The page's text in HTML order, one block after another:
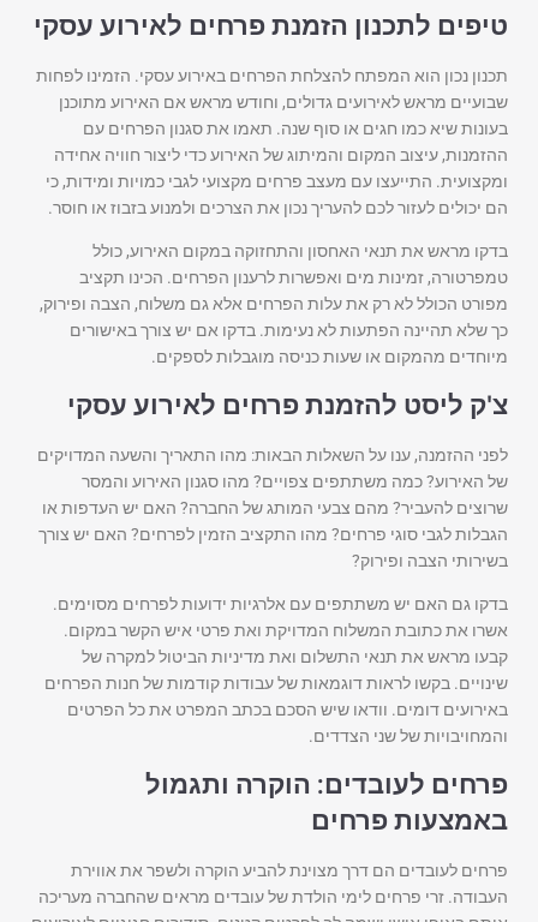
טיפים לתכנון הזמנת פרחים לאירוע עסקי
תכנון נכון הוא המפתח להצלחת הפרחים באירוע עסקי. הזמינו לפחות
שבועיים מראש לאירועים גדולים, וחודש מראש אם האירוע מתוכנן
בעונות שיא כמו חגים או סוף שנה. תאמו את סגנון הפרחים עם
ההזמנות, עיצוב המקום והמיתוג של האירוע כדי ליצור חוויה אחידה
ומקצועית. התייעצו עם מעצב פרחים מקצועי לגבי כמויות ומידות, כי
הם יכולים לעזור לכם להעריך נכון את הצרכים ולמנוע בזבוז או חוסר.
בדקו מראש את תנאי האחסון והתחזוקה במקום האירוע, כולל
טמפרטורה, זמינות מים ואפשרות לרענון הפרחים. הכינו תקציב
מפורט הכולל לא רק את עלות הפרחים אלא גם משלוח, הצבה ופירוק,
כך שלא תהיינה הפתעות לא נעימות. בדקו אם יש צורך באישורים
מיוחדים מהמקום או שעות כניסה מוגבלות לספקים.
צ'ק ליסט להזמנת פרחים לאירוע עסקי
לפני ההזמנה, ענו על השאלות הבאות: מהו התאריך והשעה המדויקים
של האירוע? כמה משתתפים צפויים? מהו סגנון האירוע והמסר
שרוצים להעביר? מהם צבעי המותג של החברה? האם יש העדפות או
הגבלות לגבי סוגי פרחים? מהו התקציב הזמין לפרחים? האם יש צורך
בשירותי הצבה ופירוק?
בדקו גם האם יש משתתפים עם אלרגיות ידועות לפרחים מסוימים.
אשרו את כתובת המשלוח המדויקת ואת פרטי איש הקשר במקום.
קבעו מראש את תנאי התשלום ואת מדיניות הביטול למקרה של
שינויים. בקשו לראות דוגמאות של עבודות קודמות של חנות הפרחים
באירועים דומים. וודאו שיש הסכם בכתב המפרט את כל הפרטים
והמחויבויות של שני הצדדים.
פרחים לעובדים: הוקרה ותגמול
באמצעות פרחים
פרחים לעובדים הם דרך מצוינת להביע הוקרה ולשפר את אווירת
העבודה. זרי פרחים לימי הולדת של עובדים מראים שהחברה מעריכה